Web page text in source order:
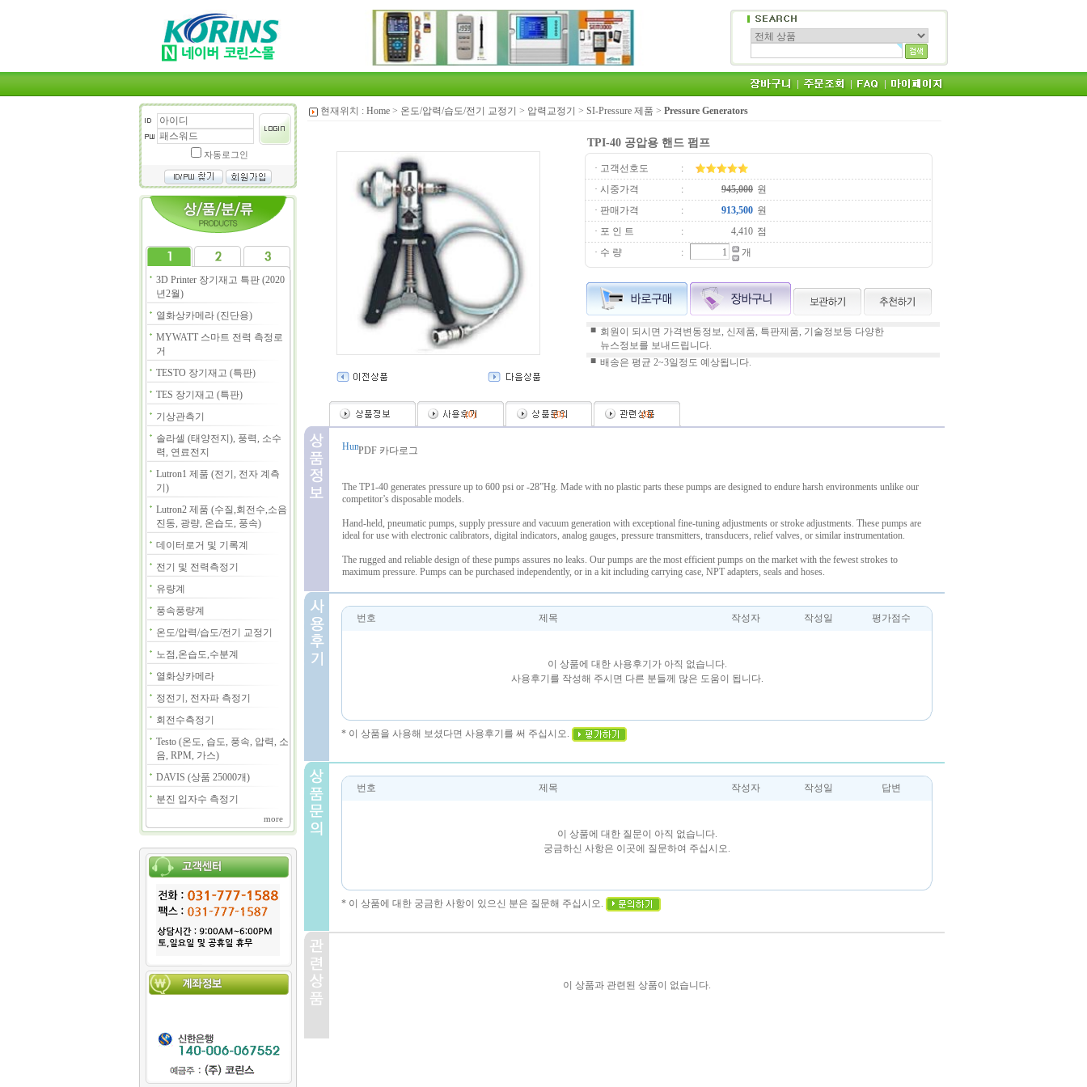
자동로그인
3D Printer 장기재고 특판 (2020
년2월)
열화상카메라 (진단용)
MYWATT 스마트 전력 측정로
거
TESTO 장기재고 (특판)
TES 장기재고 (특판)
기상관측기
솔라셀 (태양전지), 풍력, 소수
력, 연료전지
Lutron1 제품 (전기, 전자 계측
기)
Lutron2 제품 (수질,회전수,소음
진동, 광량, 온습도, 풍속)
데이터로거 및 기록계
전기 및 전력측정기
유량계
풍속풍량계
온도/압력/습도/전기 교정기
노점,온습도,수분계
열화상카메라
정전기, 전자파 측정기
회전수측정기
Testo (온도, 습도, 풍속, 압력, 소
음, RPM, 가스)
DAVIS (상품 25000개)
분진 입자수 측정기
more
현재위치 : Home > 온도/압력/습도/전기 교정기 > 압력교정기 > SI-Pressure 제품 > Pressure Generators
TPI-40 공압용 핸드 펌프
· 고객선호도
:
· 시중가격
:
원
· 판매가격
:
원
· 포 인 트
:
점
· 수 량
: 개
■ 회원이 되시면 가격변동정보, 신제품, 특판제품, 기술정보등 다양한
뉴스정보를 보내드립니다.
■ 배송은 평균 2~3일정도 예상됩니다.
(0) (0) (0)
PDF 카다로그
The TP1-40 generates pressure up to 600 psi or -28”Hg. Made with no plastic parts these pumps are designed to endure harsh environments unlike our
competitor’s disposable models.
Hand-held, pneumatic pumps, supply pressure and vacuum generation with exceptional fine-tuning adjustments or stroke adjustments. These pumps are
ideal for use with electronic calibrators, digital indicators, analog gauges, pressure transmitters, transducers, relief valves, or similar instrumentation.
The rugged and reliable design of these pumps assures no leaks. Our pumps are the most efficient pumps on the market with the fewest strokes to
maximum pressure. Pumps can be purchased independently, or in a kit including carrying case, NPT adapters, seals and hoses.
번호 제목 작성자 작성일 평가점수
이 상품에 대한 사용후기가 아직 없습니다.
사용후기를 작성해 주시면 다른 분들께 많은 도움이 됩니다.
* 이 상품을 사용해 보셨다면 사용후기를 써 주십시오.
번호 제목 작성자 작성일 답변
이 상품에 대한 질문이 아직 없습니다.
궁금하신 사항은 이곳에 질문하여 주십시오.
* 이 상품에 대한 궁금한 사항이 있으신 분은 질문해 주십시오.
이 상품과 관련된 상품이 없습니다.